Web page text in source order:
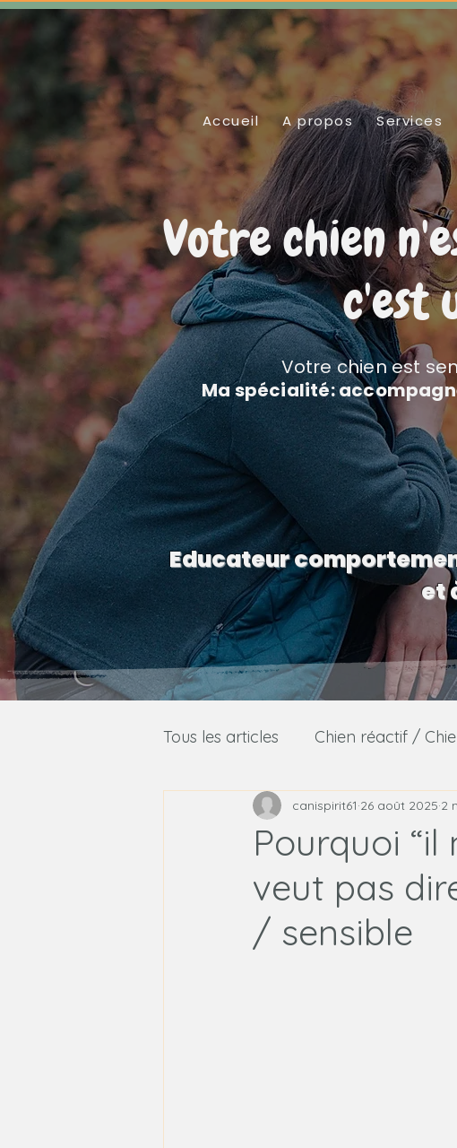
Accueil A propos Services
Votre chien
c'est
Votre chien est
Ma spécialité:
Educateur
et
Tous les articles Chien réactif /
Méthodes d'éducation canine
Pourquoi
veut pas
/ sensible
canispirit61 26 août 2025 2